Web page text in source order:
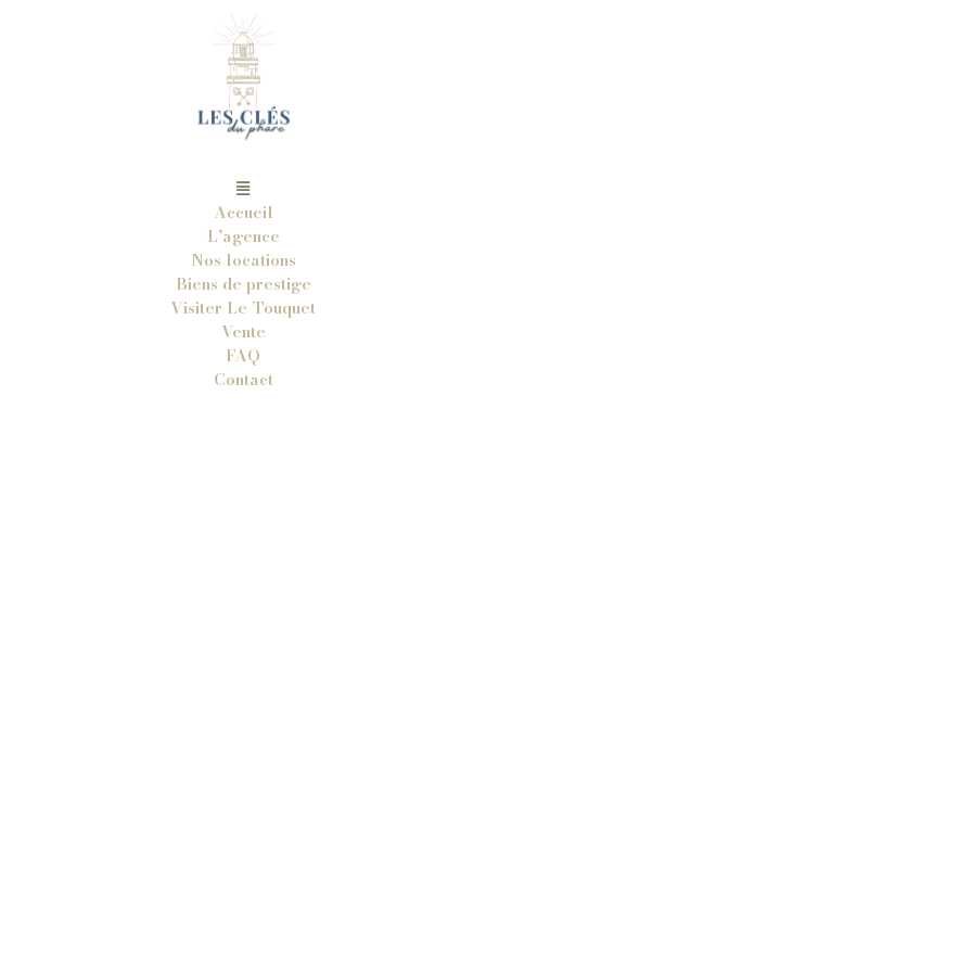
Accueil
L’agence
Nos locations
Biens de prestige
Visiter Le Touquet
Vente
FAQ
Contact